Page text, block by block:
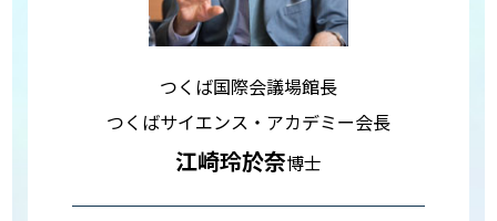
つくば国際会議場館長
つくばサイエンス・アカデミー会長
江崎玲於奈博士